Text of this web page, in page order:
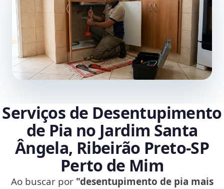
Serviços de Desentupimento
de Pia no Jardim Santa
Ângela, Ribeirão Preto‑SP
Perto de Mim
Ao buscar por "desentupimento de pia mais